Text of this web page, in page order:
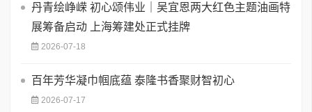
丹青绘峥嵘 初心颂伟业｜吴宜恩两大红色主题油画特
展筹备启动 上海筹建处正式挂牌
2026-07-18
百年芳华凝巾帼底蕴 泰隆书香聚财智初心
2026-07-17